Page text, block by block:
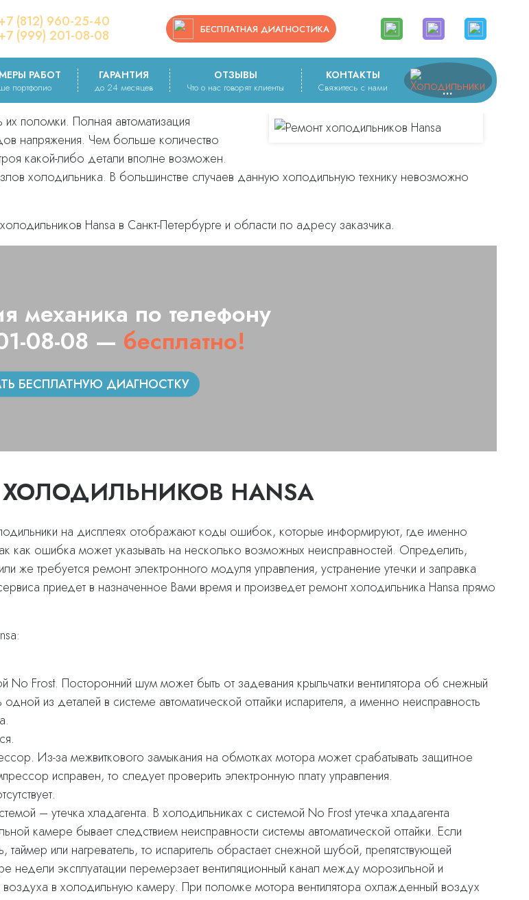
(812) 960-25-40
(999) 201-08-08
БЕСПЛАТНАЯ ДИАГНОСТИКА
РАБОТ
портфолио
ГАРАНТИЯ
до 24 месяцев
ОТЗЫВЫ
Что о нас говорят клиенты
КОНТАКТЫ
Свяжитесь с нами
поломки. Полная автоматизация
напряжения. Чем больше количество
какой-либо детали вполне возможен.
холодильника. В большинстве случаев данную холодильную технику невозможно
Hansa в Санкт-Петербурге и области по адресу заказчика.
механика по телефону
08-08 — бесплатно!
БЕСПЛАТНУЮ ДИАГНОСТКУ
HANSA
на дисплеях отображают коды ошибок, которые информируют, где именно
ошибка может указывать на несколько возможных неисправностей. Определить,
же требуется ремонт электронного модуля управления, устранение утечки и заправка
приедет в назначенное Вами время и произведет ремонт холодильника Hansa прямо
No Frost. Посторонний шум может быть от задевания крыльчатки вентилятора об снежный
из деталей в системе автоматической оттайки испарителя, а именно неисправность
Из-за межвиткового замыкания на обмотках мотора может срабатывать защитное
исправен, то следует проверить электронную плату управления.
– утечка хладагента. В холодильниках с системой No Frost утечка хладагента
камере бывает следствием неисправности системы автоматической оттайки. Если
таймер или нагреватель, то испаритель обрастает снежной шубой, препятствующей
недели эксплуатации перемерзает вентиляционный канал между морозильной и
в холодильную камеру. При поломке мотора вентилятора охлажденный воздух